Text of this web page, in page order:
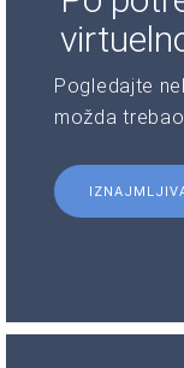
Pogledajte
možda